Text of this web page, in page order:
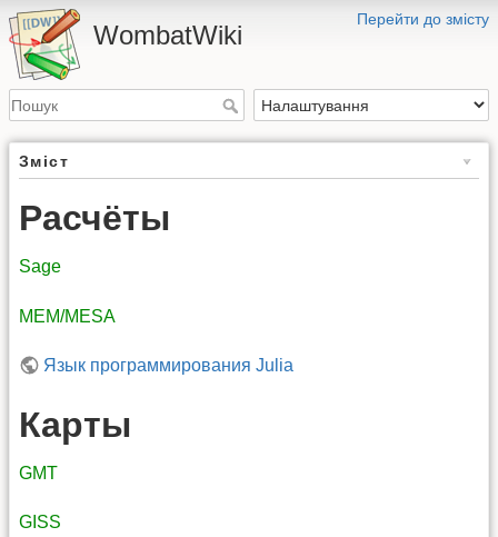
Перейти до змісту
WombatWiki
Зміст
Расчёты
Sage
MEM/MESA
Язык программирования Julia
Карты
GMT
GISS